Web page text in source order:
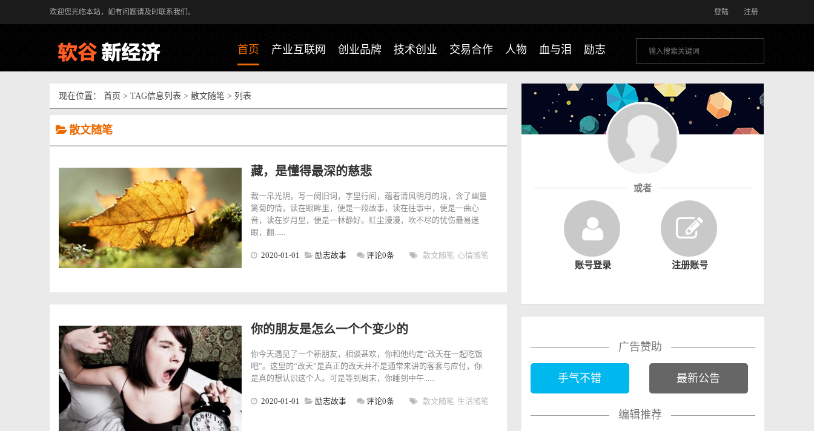
欢迎您光临本站，如有问题请及时联系我们。 登陆 注册
首页 产业互联网 创业品牌 技术创业 交易合作 人物 血与泪 励志
现在位置： 首页 > TAG信息列表 > 散文随笔 > 列表
散文随笔
藏，是懂得最深的慈悲
裁一帛光阴，写一阕旧词，字里行间，蕴着清风明月的境，含了幽篁
篱菊的情，读在眼眸里，便是一段故事，读在往事中，便是一曲心
音，读在岁月里，便是一林静好。红尘漫漫，吹不尽的忧伤最易迷
眼，翻......
散文随笔 心情随笔
励志故事
2020-01-01 评论0条
你的朋友是怎么一个个变少的
你今天遇见了一个新朋友，相谈甚欢，你和他约定“改天在一起吃饭
吧”。这里的“改天”是真正的改天并不是通常来讲的客套与应付，你
是真的想认识这个人。可是等到周末，你睡到中午......
散文随笔 生活随笔
励志故事
2020-01-01 评论0条
或者
账号登录 注册账号
广告赞助
手气不错 最新公告
编辑推荐